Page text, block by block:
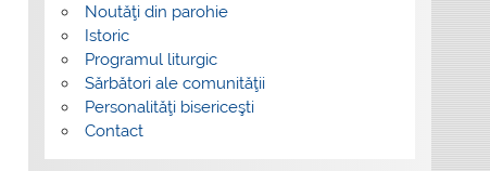
Noutăţi din parohie
Istoric
Programul liturgic
Sărbători ale comunităţii
Personalităţi bisericeşti
Contact